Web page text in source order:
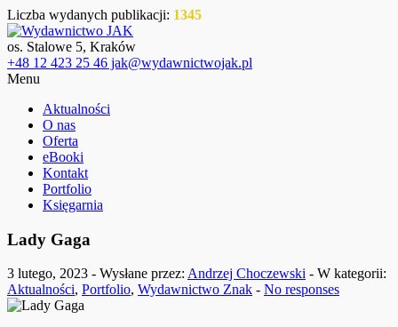
Liczba wydanych publikacji: 1345
os. Stalowe 5, Kraków
+48 12 423 25 46 jak@wydawnictwojak.pl
Menu
Aktualności
O nas
Oferta
eBooki
Kontakt
Portfolio
Księgarnia
Lady Gaga
3 lutego, 2023 - Wysłane przez: Andrzej Choczewski - W kategorii:
Aktualności, Portfolio, Wydawnictwo Znak - No responses